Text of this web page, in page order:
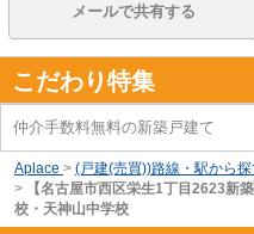
メールで共有する
こだわり特集
仲介手数料無料の新築戸建て
Aplace > (戸建(売買))路線・駅から
>
【名古屋市西区栄生1丁目2623新
校・天神山中学校